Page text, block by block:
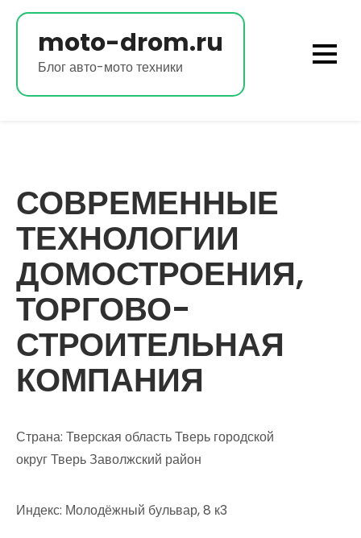
Перейти
содержимомуmoto-drom.ru
Блог авто-мото техники
СОВРЕМЕННЫЕ
ТЕХНОЛОГИИ
ДОМОСТРОЕНИЯ,
ТОРГОВО-
СТРОИТЕЛЬНАЯ
КОМПАНИЯ
Страна: Тверская область Тверь городской
округ Тверь Заволжский район
Индекс: Молодёжный бульвар, 8 к3